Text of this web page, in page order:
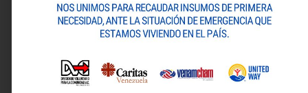
A un mes de su presentación,Panaderías caraqueñas, la
rica herencia de los inmigrantessumó 495 descargas
acumula más de 1.540 descargas. Además se convirtió
en un encuentro urbano, a partir de los recorridos “Nos
vemos en la panadería” que permitieron acercar a los